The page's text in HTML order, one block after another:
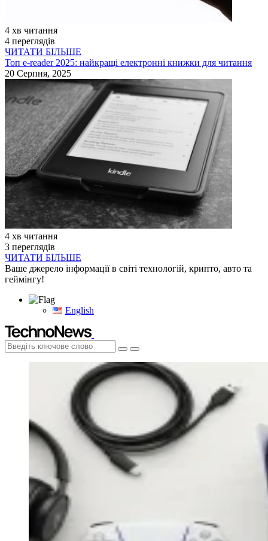
4 хв читання
4 переглядів
ЧИТАТИ БІЛЬШЕ
Топ e-reader 2025: найкращі електронні книжки для читання
20 Серпня, 2025
4 хв читання
3 переглядів
ЧИТАТИ БІЛЬШЕ
Ваше джерело інформації в світі технологій, крипто, авто та
геймінгу!
English